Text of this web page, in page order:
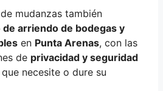
mudanzas también
arriendo de bodegas y
en Punta Arenas, con las
de privacidad y seguridad
necesite o dure su